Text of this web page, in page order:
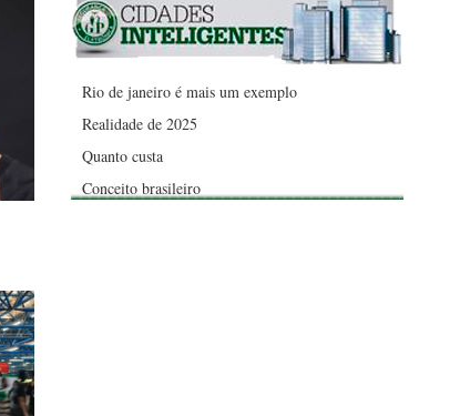
Rio de janeiro é mais um exemplo
Realidade de 2025
Quanto custa
Conceito brasileiro